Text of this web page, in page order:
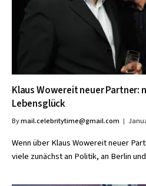
Klaus Wowereit neuer Partner:
Lebensglück
Bymail.celebritytime@gmail.com
Wenn über Klaus Wowereit neuer
viele zunächst an Politik, an Berlin